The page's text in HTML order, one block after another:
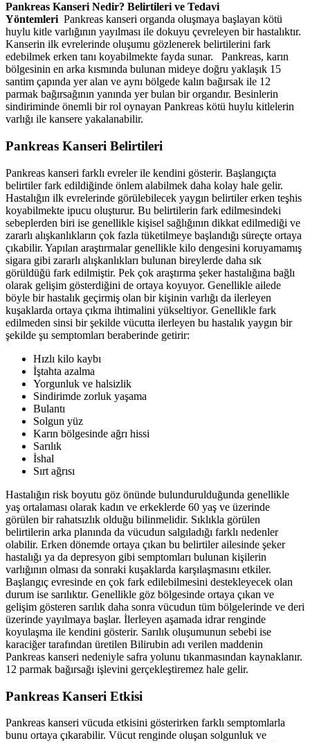
Pankreas Kanseri Nedir? Belirtileri ve Tedavi
Yöntemleri Pankreas kanseri organda oluşmaya başlayan kötü
huylu kitle varlığının yayılması ile dokuyu çevreleyen bir hastalıktır.
Kanserin ilk evrelerinde oluşumu gözlenerek belirtilerini fark
edebilmek erken tanı koyabilmekte fayda sunar. Pankreas, karın
bölgesinin en arka kısmında bulunan mideye doğru yaklaşık 15
santim çapında yer alan ve aynı bölgede kalın bağırsak ile 12
parmak bağırsağının yanında yer bulan bir organdır. Besinlerin
sindiriminde önemli bir rol oynayan Pankreas kötü huylu kitlelerin
varlığı ile kansere yakalanabilir.
Pankreas Kanseri Belirtileri
Pankreas kanseri farklı evreler ile kendini gösterir. Başlangıçta
belirtiler fark edildiğinde önlem alabilmek daha kolay hale gelir.
Hastalığın ilk evrelerinde görülebilecek yaygın belirtiler erken teşhis
koyabilmekte ipucu oluşturur. Bu belirtilerin fark edilmesindeki
sebeplerden biri ise genellikle kişisel sağlığının dikkat edilmediği ve
zararlı alışkanlıkların çok fazla tüketilmeye başlandığı süreçte ortaya
çıkabilir. Yapılan araştırmalar genellikle kilo dengesini koruyamamış
sigara gibi zararlı alışkanlıkları bulunan bireylerde daha sık
görüldüğü fark edilmiştir. Pek çok araştırma şeker hastalığına bağlı
olarak gelişim gösterdiğini de ortaya koyuyor. Genellikle ailede
böyle bir hastalık geçirmiş olan bir kişinin varlığı da ilerleyen
kuşaklarda ortaya çıkma ihtimalini yükseltiyor. Genellikle fark
edilmeden sinsi bir şekilde vücutta ilerleyen bu hastalık yaygın bir
şekilde şu semptomları beraberinde getirir:
Hızlı kilo kaybı
İştahta azalma
Yorgunluk ve halsizlik
Sindirimde zorluk yaşama
Bulantı
Solgun yüz
Karın bölgesinde ağrı hissi
Sarılık
İshal
Sırt ağrısı
Hastalığın risk boyutu göz önünde bulundurulduğunda genellikle
yaş ortalaması olarak kadın ve erkeklerde 60 yaş ve üzerinde
görülen bir rahatsızlık olduğu bilinmelidir. Sıklıkla görülen
belirtilerin arka planında da vücudun salgıladığı farklı nedenler
olabilir. Erken dönemde ortaya çıkan bu belirtiler ailesinde şeker
hastalığı ya da depresyon gibi semptomları bulunan kişilerin
varlığının olması da sonraki kuşaklarda karşılaşmasını etkiler.
Başlangıç evresinde en çok fark edilebilmesini destekleyecek olan
durum ise sarılıktır. Genellikle göz bölgesinde ortaya çıkan ve
gelişim gösteren sarılık daha sonra vücudun tüm bölgelerinde ve deri
üzerinde yayılmaya başlar. İlerleyen aşamada idrar renginde
koyulaşma ile kendini gösterir. Sarılık oluşumunun sebebi ise
karaciğer tarafından üretilen Bilirubin adı verilen maddenin
Pankreas kanseri nedeniyle safra yolunu tıkanmasından kaynaklanır.
12 parmak bağırsağı işlevini gerçekleştiremez hale gelir.
Pankreas Kanseri Etkisi
Pankreas kanseri vücuda etkisini gösterirken farklı semptomlarla
bunu ortaya çıkarabilir. Vücut renginde oluşan solgunluk ve